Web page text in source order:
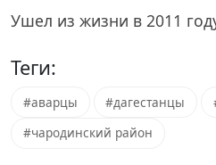
Ушел из жизни в 2011
Теги:
#аварцы #дагестанцы
#чародинский район